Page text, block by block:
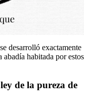
desarrolló exactamente
habitada por estos
de la pureza de